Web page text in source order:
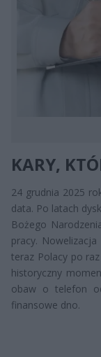
KARY,
24 grudnia 2025
data. Po latach
Bożego
pracy.
teraz Polacy po
historyczny
obaw o telefon
finansowe dno.